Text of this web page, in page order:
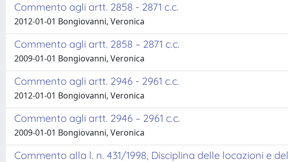
Commento agli artt. 2858 - 2871 c.c.
2012-01-01 Bongiovanni, Veronica
Commento agli artt. 2858 – 2871 c.c.
2009-01-01 Bongiovanni, Veronica
Commento agli artt. 2946 - 2961 c.c.
2012-01-01 Bongiovanni, Veronica
Commento agli artt. 2946 – 2961 c.c.
2009-01-01 Bongiovanni, Veronica
Commento alla l. n. 431/1998, Disciplina delle locazioni e